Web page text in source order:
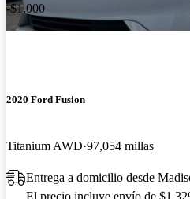
-$1,000
2020 Ford Fusion
Titanium AWD 97,054 millas
Entrega a domicilio desde